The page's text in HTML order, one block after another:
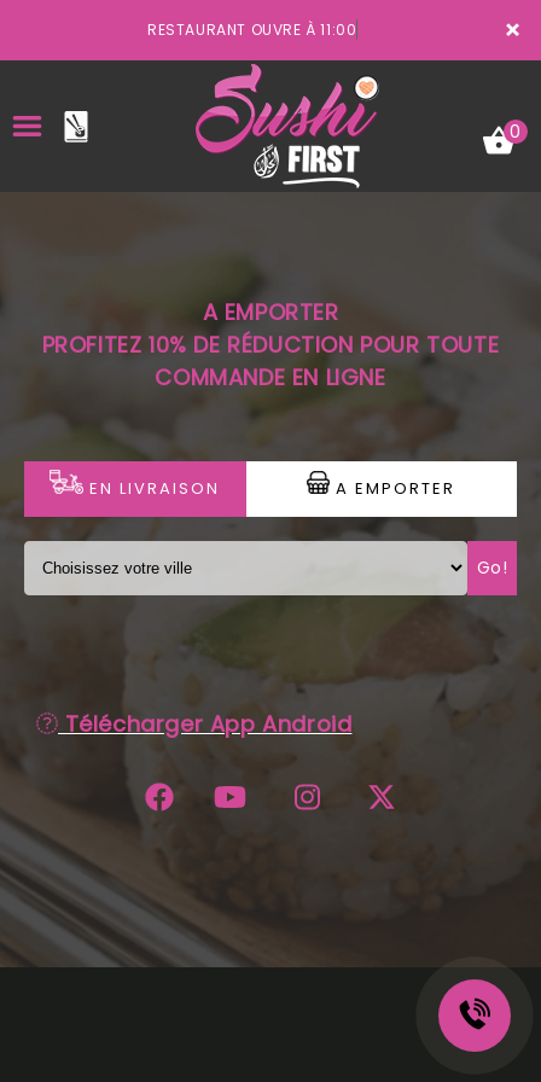
×
RESTAURANT OUVRE À 11:00
LA CARTE
VOTRE COMPTE
NOTRE RESTAURANT
VOS AVIS
MENTIONS LÉGALES
C.G.V
0
A EMPORTER
PROFITEZ 10% DE RÉDUCTION POUR TOUTE
COMMANDE EN LIGNE
EN LIVRAISON A EMPORTER
Go!
Télécharger App Android